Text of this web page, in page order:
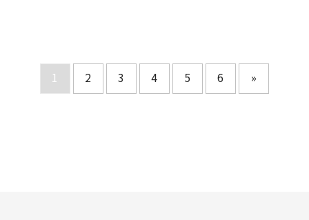
1 2 3 4 5 6 »